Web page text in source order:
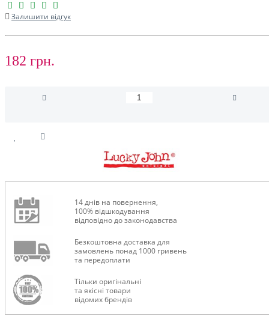
Залишити відгук
182 грн.
14 днів на повернення,
100% відшкодування
відповідно до законодавства
Безкоштовна доставка для
замовлень понад 1000 гривень
та передоплати
Тільки оригінальні
та якісні товари
відомих брендів